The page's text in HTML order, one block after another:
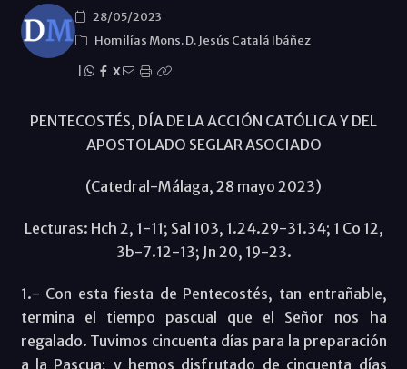
28/05/2023
Homilías Mons. D. Jesús Catalá Ibáñez
X
PENTECOSTÉS, DÍA DE LA ACCIÓN CATÓLICA Y DEL
APOSTOLADO SEGLAR ASOCIADO
(Catedral-Málaga, 28 mayo 2023)
Lecturas: Hch 2, 1-11; Sal 103, 1.24.29-31.34; 1 Co 12,
3b-7.12-13; Jn 20, 19-23.
1.- Con esta fiesta de Pentecostés, tan entrañable,
termina el tiempo pascual que el Señor nos ha
regalado. Tuvimos cincuenta días para la preparación
a la Pascua; y hemos disfrutado de cincuenta días